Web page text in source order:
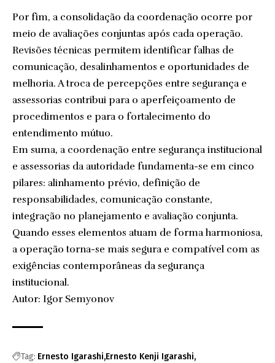
Por fim, a consolidação da coordenação ocorre por
meio de avaliações conjuntas após cada operação.
Revisões técnicas permitem identificar falhas de
comunicação, desalinhamentos e oportunidades de
melhoria. A troca de percepções entre segurança e
assessorias contribui para o aperfeiçoamento de
procedimentos e para o fortalecimento do
entendimento mútuo.
Em suma, a coordenação entre segurança institucional
e assessorias da autoridade fundamenta-se em cinco
pilares: alinhamento prévio, definição de
responsabilidades, comunicação constante,
integração no planejamento e avaliação conjunta.
Quando esses elementos atuam de forma harmoniosa,
a operação torna-se mais segura e compatível com as
exigências contemporâneas da segurança
institucional.
Autor: Igor Semyonov
Tag: Ernesto Igarashi Ernesto Kenji Igarashi